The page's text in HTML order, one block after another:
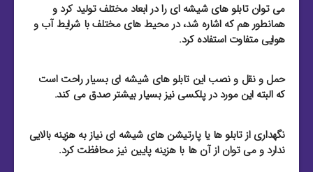
می توان تابلو های شیشه ای را در ابعاد مختلف تولید کرد و
همانطور هم که اشاره شد، در محیط های مختلف با شرایط آب و
هوایی متفاوت استفاده کرد.
حمل و نقل و نصب این تابلو های شیشه ای بسیار راحت است
که البته این مورد در پلکسی نیز بسیار بیشتر صدق می کند.
نگهداری از تابلو ها یا پارتیشن های شیشه ای نیاز به هزینه بالایی
ندارد و می توان از آن ها با هزینه پایین نیز محافظت کرد.